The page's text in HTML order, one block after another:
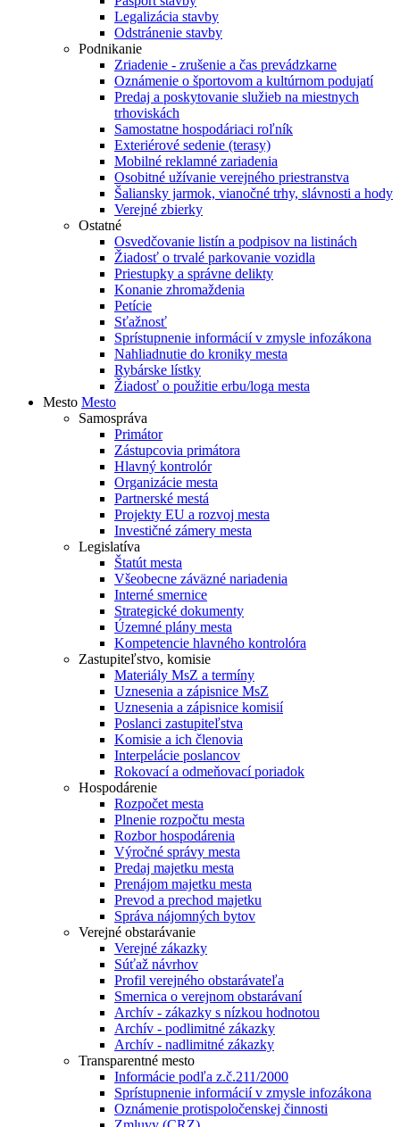
Legalizácia stavby
Odstránenie stavby
Podnikanie
Zriadenie - zrušenie a čas prevádzkarne
Oznámenie o športovom a kultúrnom podujatí
Predaj a poskytovanie služieb na miestnych
trhoviskách
Samostatne hospodáriaci roľník
Exteriérové sedenie (terasy)
Mobilné reklamné zariadenia
Osobitné užívanie verejného priestranstva
Šaliansky jarmok, vianočné trhy, slávnosti a hody
Verejné zbierky
Ostatné
Osvedčovanie listín a podpisov na listinách
Žiadosť o trvalé parkovanie vozidla
Priestupky a správne delikty
Konanie zhromaždenia
Petície
Sťažnosť
Sprístupnenie informácií v zmysle infozákona
Nahliadnutie do kroniky mesta
Rybárske lístky
Žiadosť o použitie erbu/loga mesta
Mesto Mesto
Samospráva
Primátor
Zástupcovia primátora
Hlavný kontrolór
Organizácie mesta
Partnerské mestá
Projekty EU a rozvoj mesta
Investičné zámery mesta
Legislatíva
Štatút mesta
Všeobecne záväzné nariadenia
Interné smernice
Strategické dokumenty
Územné plány mesta
Kompetencie hlavného kontrolóra
Zastupiteľstvo, komisie
Materiály MsZ a termíny
Uznesenia a zápisnice MsZ
Uznesenia a zápisnice komisií
Poslanci zastupiteľstva
Komisie a ich členovia
Interpelácie poslancov
Rokovací a odmeňovací poriadok
Hospodárenie
Rozpočet mesta
Plnenie rozpočtu mesta
Rozbor hospodárenia
Výročné správy mesta
Predaj majetku mesta
Prenájom majetku mesta
Prevod a prechod majetku
Správa nájomných bytov
Verejné obstarávanie
Verejné zákazky
Súťaž návrhov
Profil verejného obstarávateľa
Smernica o verejnom obstarávaní
Archív - zákazky s nízkou hodnotou
Archív - podlimitné zákazky
Archív - nadlimitné zákazky
Transparentné mesto
Informácie podľa z.č.211/2000
Sprístupnenie informácií v zmysle infozákona
Oznámenie protispoločenskej činnosti